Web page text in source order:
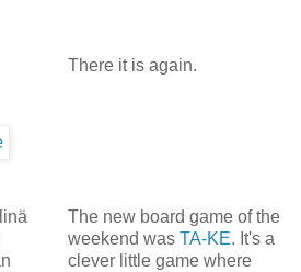
There it is again.
The new board game of the
weekend was TA-KE. It's a
clever little game where